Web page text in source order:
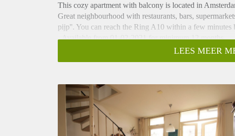
This cozy apartment with balcony is located in
Great neighbourhood with restaurants, bars,
pijp''. You can reach the Ring A10 within a few minutes
- Available from 01-02-2021 for minimum 12 months
- Perfect for a couple or single person
- 1 bedroom
- Bathroom with sink and shower
- Separate toilet
- Balcony
- Terrace
LEES MEER